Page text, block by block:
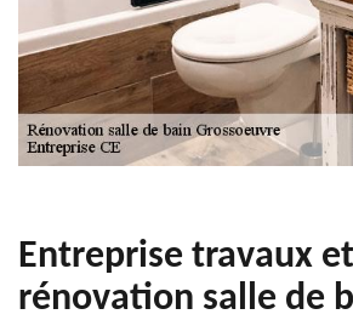
Entreprise travaux et
rénovation salle de